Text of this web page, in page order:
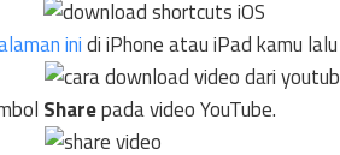
inidi iPhone atau iPad kamu
Sharepada video YouTube.